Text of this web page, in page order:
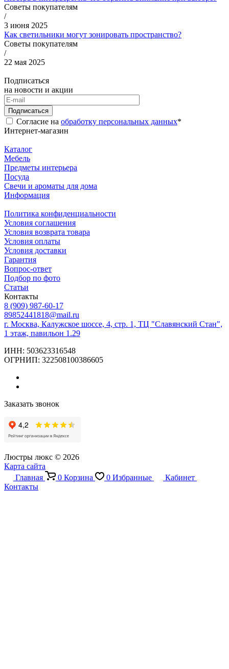
Советы покупателям
/
3 июня 2025
Как светильники могут зонировать пространство?
Советы покупателям
/
22 мая 2025
Подписаться
на новости и акции
Подписаться
Согласие на обработку персональных данных*
Интернет-магазин
Каталог
Мебель
Предметы интерьера
Посуда
Свечи и ароматы для дома
Информация
Политика конфиденциальности
Условия соглашения
Условия возврата товара
Условия оплаты
Условия доставки
Гарантия
Вопрос-ответ
Подбор по фото
Статьи
Контакты
8 (909) 987-60-17
89852441818@mail.ru
г. Москва, Калужское шоссе, 4, стр. 1, ТЦ "Славянский Стан",
1 этаж, павильон 1.29
ИНН: 503623316548
ОГРНИП: 322508100386605
Заказать звонок
Люстры люкс © 2026
Карта сайта
Главная
0 Корзина 0 Избранные
Кабинет
Контакты